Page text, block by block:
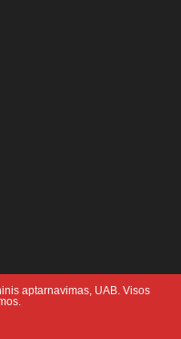
aptarnavimas, UAB. Visos